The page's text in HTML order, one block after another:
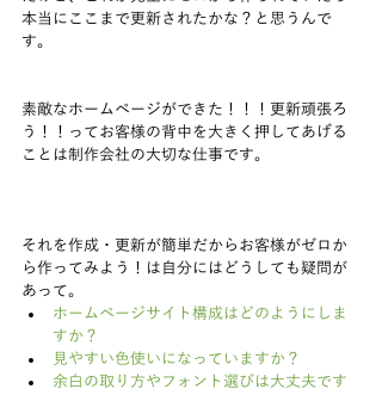
本当にここまで更新されたかな？と思うんで
す。
素敵なホームページができた！！！更新頑張ろ
う！！ってお客様の背中を大きく押してあげる
ことは制作会社の大切な仕事です。
それを作成・更新が簡単だからお客様がゼロか
ら作ってみよう！は自分にはどうしても疑問が
あって。
ホームページサイト構成はどのようにしま
すか？
見やすい色使いになっていますか？
余白の取り方やフォント選びは大丈夫です